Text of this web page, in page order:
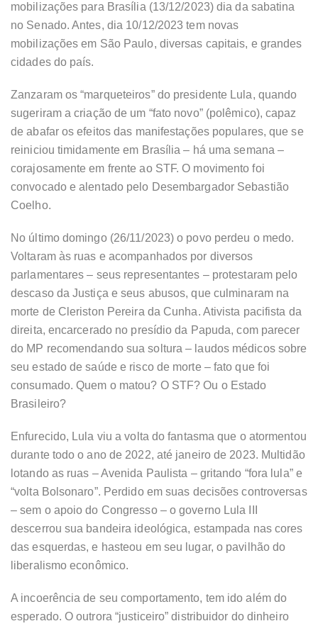
mobilizações para Brasília (13/12/2023) dia da sabatina
no Senado. Antes, dia 10/12/2023 tem novas
mobilizações em São Paulo, diversas capitais, e grandes
cidades do país.
Zanzaram os “marqueteiros” do presidente Lula, quando
sugeriram a criação de um “fato novo” (polêmico), capaz
de abafar os efeitos das manifestações populares, que se
reiniciou timidamente em Brasília – há uma semana –
corajosamente em frente ao STF. O movimento foi
convocado e alentado pelo Desembargador Sebastião
Coelho.
No último domingo (26/11/2023) o povo perdeu o medo.
Voltaram às ruas e acompanhados por diversos
parlamentares – seus representantes – protestaram pelo
descaso da Justiça e seus abusos, que culminaram na
morte de Cleriston Pereira da Cunha. Ativista pacifista da
direita, encarcerado no presídio da Papuda, com parecer
do MP recomendando sua soltura – laudos médicos sobre
seu estado de saúde e risco de morte – fato que foi
consumado. Quem o matou? O STF? Ou o Estado
Brasileiro?
Enfurecido, Lula viu a volta do fantasma que o atormentou
durante todo o ano de 2022, até janeiro de 2023. Multidão
lotando as ruas – Avenida Paulista – gritando “fora lula” e
“volta Bolsonaro”. Perdido em suas decisões controversas
– sem o apoio do Congresso – o governo Lula III
descerrou sua bandeira ideológica, estampada nas cores
das esquerdas, e hasteou em seu lugar, o pavilhão do
liberalismo econômico.
A incoerência de seu comportamento, tem ido além do
esperado. O outrora “justiceiro” distribuidor do dinheiro